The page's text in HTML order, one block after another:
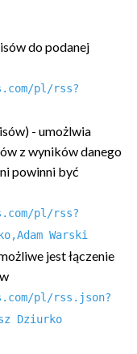
do podanej
pl/rss?
- umożlwia
z wyników danego
powinni być
pl/rss?
Warski
jest łączenie
pl/rss.json?
Dziurko